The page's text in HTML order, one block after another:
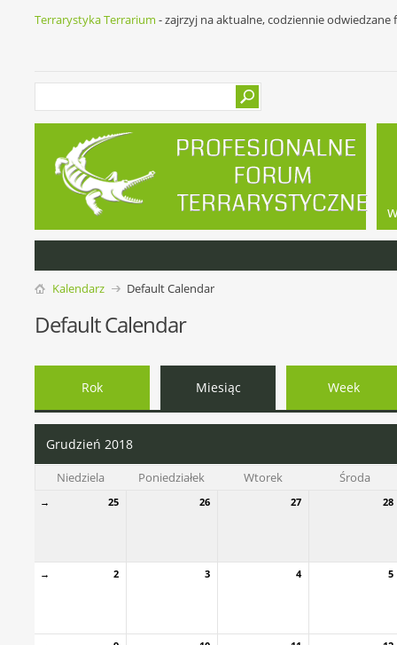
Terrarystyka Terrarium - zajrzyj na aktualne, codziennie
Kalendarz Default Calendar
Default Calendar
Rok Miesiąc Week
Grudzień 2018
Niedziela Poniedziałek Wtorek Środa
→ 25 26 27 28
→ 2 3 4 5